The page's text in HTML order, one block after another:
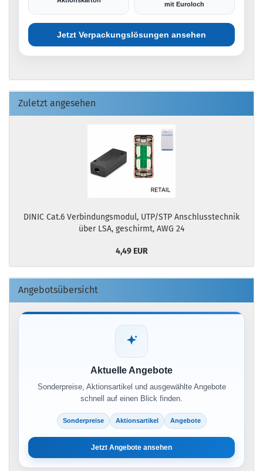
mit Euroloch
Jetzt Verpackungslösungen ansehen
Zuletzt angesehen
DINIC Cat.6 Verbindungsmodul, UTP/STP Anschlusstechnik
über LSA, geschirmt, AWG 24
4,49 EUR
Angebotsübersicht
Aktuelle Angebote
Sonderpreise, Aktionsartikel und ausgewählte Angebote
schnell auf einen Blick finden.
Sonderpreise Aktionsartikel Angebote
Jetzt Angebote ansehen